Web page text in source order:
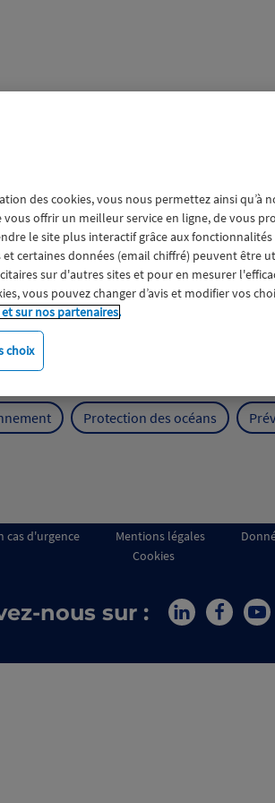
Engagement
Protection des océans
cas d'urgence Mentions légales
Cookies
nous sur :
des cookies, vous nous permettez ainsi qu’à
offrir un meilleur service en ligne, de vous
le site plus interactif grâce aux
et certaines données (email chiffré) peuvent être
sur d'autres sites et pour en mesurer
vous pouvez changer d’avis et modifier vos
sur nos partenaires.
choix